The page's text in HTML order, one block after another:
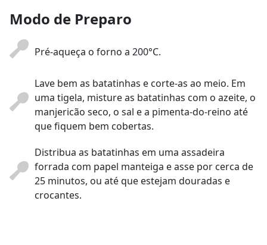
Modo de Preparo
Pré-aqueça o forno a 200°C.
Lave bem as batatinhas e corte-as ao meio. Em
uma tigela, misture as batatinhas com o azeite, o
manjericão seco, o sal e a pimenta-do-reino até
que fiquem bem cobertas.
Distribua as batatinhas em uma assadeira
forrada com papel manteiga e asse por cerca de
25 minutos, ou até que estejam douradas e
crocantes.